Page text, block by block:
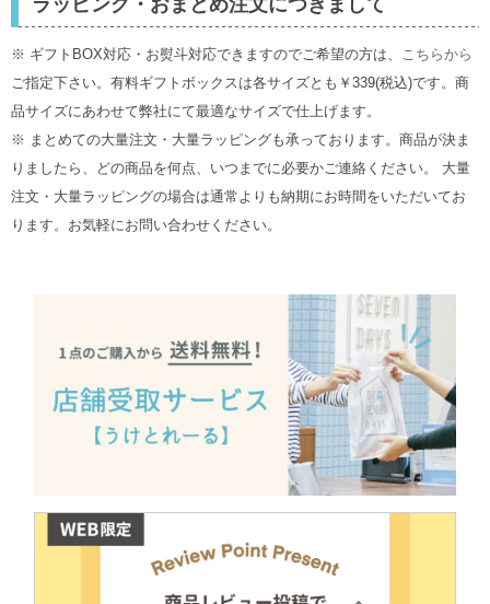
ラッピング・おまとめ注文につきまして
※ ギフトBOX対応・お熨斗対応できますのでご希望の方は、 こちらから
ご指定下さい。有料ギフトボックスは各サイズとも￥339(税込)です。商
品サイズにあわせて弊社にて最適なサイズで仕上げます。
※ まとめての大量注文・大量ラッピングも承っております。商品が決ま
りましたら、どの商品を何点、いつまでに必要かご連絡ください。 大量
注文・大量ラッピングの場合は通常よりも納期にお時間をいただいてお
ります。お気軽にお問い合わせください。